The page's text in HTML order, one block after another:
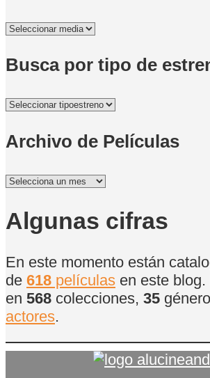
Busca por tipo de
Archivo de Películas
Archivo
Películas
Algunas cifras
En este momento están
de 618 películas en este
en 568 colecciones, 35
actores.